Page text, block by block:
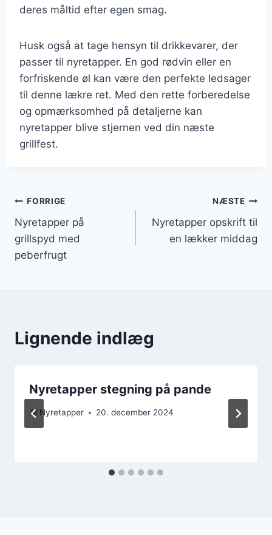
deres måltid efter egen smag.
Husk også at tage hensyn til drikkevarer, der
passer til nyretapper. En god rødvin eller en
forfriskende øl kan være den perfekte ledsager
til denne lækre ret. Med den rette forberedelse
og opmærksomhed på detaljerne kan
nyretapper blive stjernen ved din næste
grillfest.
Indlægsnavigation
FORRIGE
Nyretapper på
grillspyd med
peberfrugt
NÆSTE
Nyretapper opskrift til
en lækker middag
Lignende indlæg
Nyretapper stegning på pande
Af Nyretapper 20. december 2024